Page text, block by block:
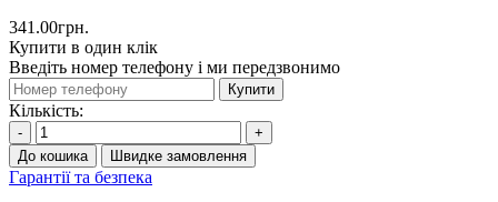
341.00грн.
Купити в один клік
Введіть номер телефону і ми передзвонимо
Купити
Кількість:
-
+
До кошика
Швидке замовлення
Гарантії та безпека